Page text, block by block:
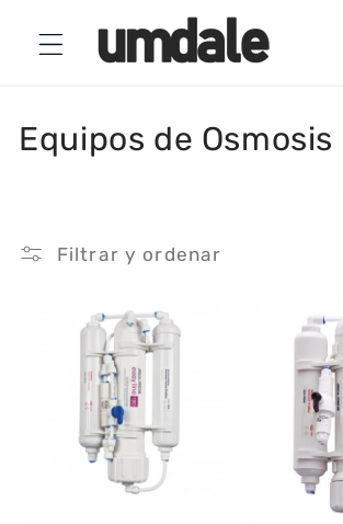
directamente
al contenido
C
e
Equipos de Osmosis
Filtrar y ordenar